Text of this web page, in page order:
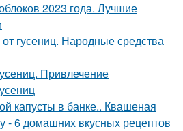
2023 года. Лучшие
гусениц. Народные средства
Привлечение
капусты в банке.. Квашеная
- 6 домашних вкусных рецептов